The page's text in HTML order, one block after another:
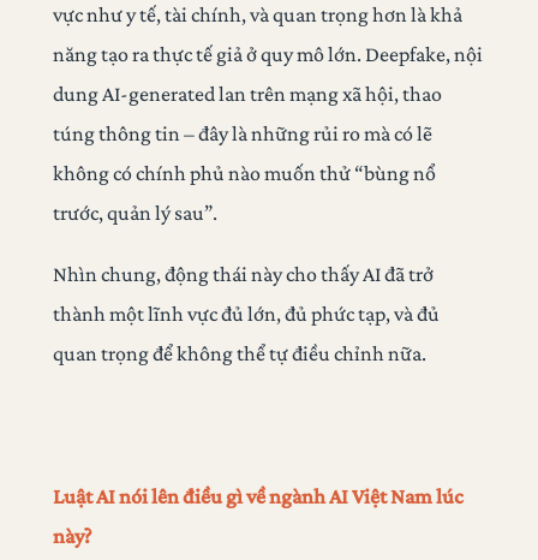
vực như y tế, tài chính, và quan trọng hơn là khả
năng tạo ra thực tế giả ở quy mô lớn. Deepfake, nội
dung AI-generated lan trên mạng xã hội, thao
túng thông tin – đây là những rủi ro mà có lẽ
không có chính phủ nào muốn thử “bùng nổ
trước, quản lý sau”.
Nhìn chung, động thái này cho thấy AI đã trở
thành một lĩnh vực đủ lớn, đủ phức tạp, và đủ
quan trọng để không thể tự điều chỉnh nữa.
Luật AI nói lên điều gì về ngành AI Việt Nam lúc
này?